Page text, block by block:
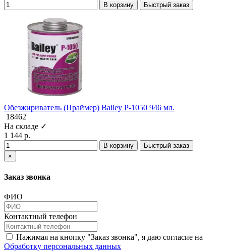
В корзину Быстрый заказ
Обезжириватель (Праймер) Bailey P-1050 946 мл.
18462
На складе ✓
1 144 р.
В корзину
Быстрый заказ
×
Заказ звонка
ФИО
Контактный телефон
Нажимая на кнопку "Заказ звонка", я даю согласие на
Обработку персональных данных